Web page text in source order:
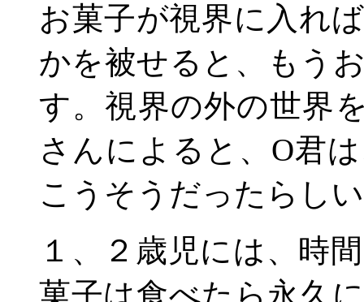
お菓子が視界に入れ
かを被せると、もう
す。視界の外の世界
さんによると、 O君
こうそうだったらし
１、２歳児には、時
菓子は食べたら永久